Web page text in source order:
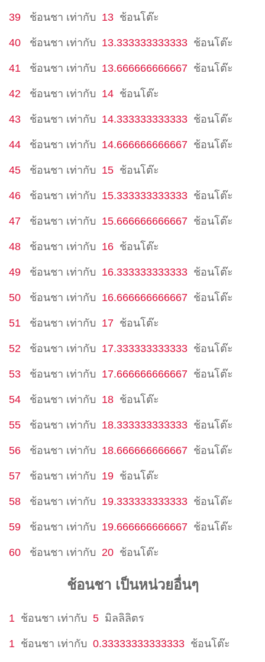
39 ช้อนชา เท่ากับ 13 ช้อนโต๊ะ
40 ช้อนชา เท่ากับ 13.333333333333 ช้อนโต๊ะ
41 ช้อนชา เท่ากับ 13.666666666667 ช้อนโต๊ะ
42 ช้อนชา เท่ากับ 14 ช้อนโต๊ะ
43 ช้อนชา เท่ากับ 14.333333333333 ช้อนโต๊ะ
44 ช้อนชา เท่ากับ 14.666666666667 ช้อนโต๊ะ
45 ช้อนชา เท่ากับ 15 ช้อนโต๊ะ
46 ช้อนชา เท่ากับ 15.333333333333 ช้อนโต๊ะ
47 ช้อนชา เท่ากับ 15.666666666667 ช้อนโต๊ะ
48 ช้อนชา เท่ากับ 16 ช้อนโต๊ะ
49 ช้อนชา เท่ากับ 16.333333333333 ช้อนโต๊ะ
50 ช้อนชา เท่ากับ 16.666666666667 ช้อนโต๊ะ
51 ช้อนชา เท่ากับ 17 ช้อนโต๊ะ
52 ช้อนชา เท่ากับ 17.333333333333 ช้อนโต๊ะ
53 ช้อนชา เท่ากับ 17.666666666667 ช้อนโต๊ะ
54 ช้อนชา เท่ากับ 18 ช้อนโต๊ะ
55 ช้อนชา เท่ากับ 18.333333333333 ช้อนโต๊ะ
56 ช้อนชา เท่ากับ 18.666666666667 ช้อนโต๊ะ
57 ช้อนชา เท่ากับ 19 ช้อนโต๊ะ
58 ช้อนชา เท่ากับ 19.333333333333 ช้อนโต๊ะ
59 ช้อนชา เท่ากับ 19.666666666667 ช้อนโต๊ะ
60 ช้อนชา เท่ากับ 20 ช้อนโต๊ะ
ช้อนชา เป็นหน่วยอื่นๆ
1 ช้อนชา เท่ากับ 5 มิลลิลิตร
1 ช้อนชา เท่ากับ 0.33333333333333 ช้อนโต๊ะ